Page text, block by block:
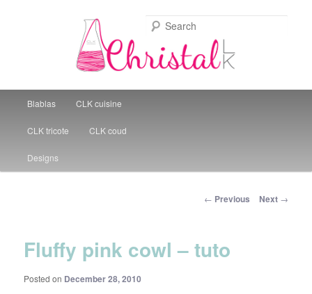
Christal Little Kitchen
Skip to primary content
Blablas CLK cuisine
CLK tricote CLK coud
Designs
Post navigation
← Previous Next →
Fluffy pink cowl – tuto
Posted on December 28, 2010